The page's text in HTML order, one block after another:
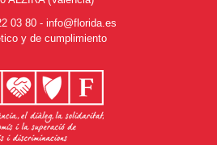
03 80 - info@florida.es
y de cumplimiento